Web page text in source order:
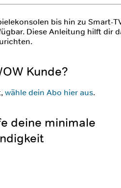
bis hin zu Smart-
Diese Anleitung hilft dir
Kunde?
wähle dein Abo hier aus.
deine minimale